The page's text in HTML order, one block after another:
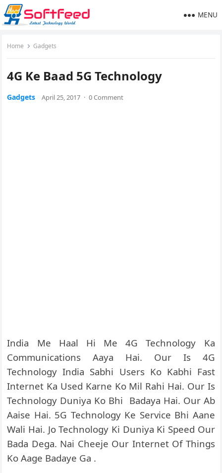
MENU
Home Gadgets
4G Ke Baad 5G Technology
Gadgets April 25, 2017 · 0 Comment
India Me Haal Hi Me 4G Technology Ka
Communications Aaya Hai. Our Is 4G
Technology India Sabhi Users Ko Kabhi Fast
Internet Ka Used Karne Ko Mil Rahi Hai. Our Is
Technology Duniya Ko Bhi Badaya Hai. Our Ab
Aaise Hai. 5G Technology Ke Service Bhi Aane
Wali Hai. Jo Technology Ki Duniya Ki Speed Our
Bada Dega. Nai Cheeje Our Internet Of Things
Ko Aage Badaye Ga .